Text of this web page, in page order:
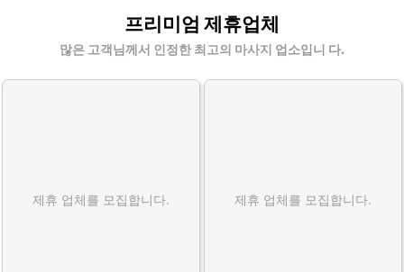
프리미엄 제휴업체
많은 고객님께서 인정한 최고의 마사지 업소입니 다.
제휴 업체를 모집합니다. 제휴 업체를 모집합니다.